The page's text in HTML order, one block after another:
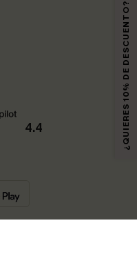
4.4 ¿QUIERES 10% DE DESCUENTO?